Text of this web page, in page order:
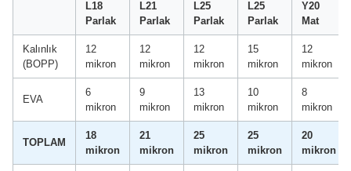
L18
Parlak
L21
Parlak
L25
Parlak
L25
Parlak
Y20
Mat
Kalınlık
(BOPP)
12
mikron
12
mikron
12
mikron
15
mikron
12
mikron
EVA
6
mikron
9
mikron
13
mikron
10
mikron
8
mikron
TOPLAM
18
mikron
21
mikron
25
mikron
25
mikron
20
mikron